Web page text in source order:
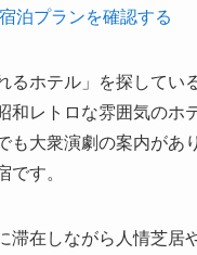
泊プランを確認する
るホテル」を探してい
和レトロな雰囲気のホ
も大衆演劇の案内が
です。
滞在しながら人情芝